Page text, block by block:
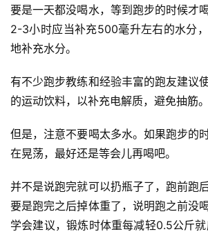
要是一天都没喝水，等到跑步的时候才
2-3小时应当补充500毫升左右的水分
地补充水分。
有不少跑步教练和经验丰富的跑友建议
的运动饮料，以补充电解质，避免抽筋
但是，注意不要喝太多水。如果跑步的
在晃荡，最好还是等会儿再喝吧。
并不是说跑完就可以扔瓶子了，跑前跑
要是跑完之后掉体重了，说明跑之前没
学会建议，锻炼时体重每减轻0.5公斤